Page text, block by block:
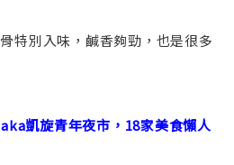
特別入味，鹹香夠勁，也是很多